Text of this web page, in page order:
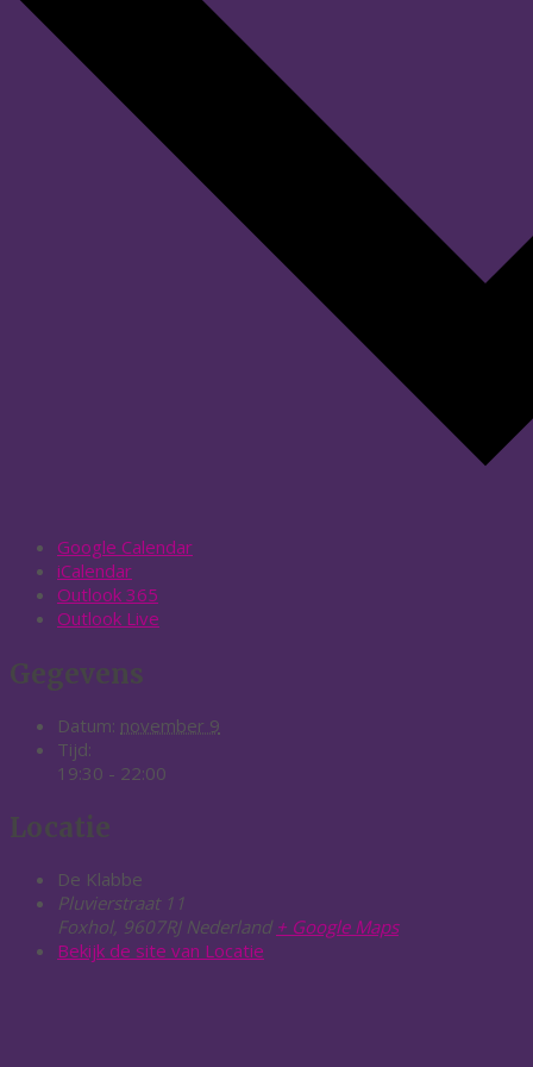
Google Calendar
iCalendar
Outlook 365
Outlook Live
Gegevens
Datum: november 9
Tijd:
19:30 - 22:00
Locatie
De Klabbe
Pluvierstraat 11
Foxhol, 9607RJ Nederland + Google Maps
Bekijk de site van Locatie